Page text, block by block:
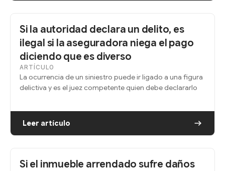
Si la autoridad declara un delito, es
ilegal si la aseguradora niega el pago
diciendo que es diverso
ARTÍCULO
La ocurrencia de un siniestro puede ir ligado a una figura
delictiva y es el juez competente quien debe declararlo
Leer artículo
Si el inmueble arrendado sufre daños